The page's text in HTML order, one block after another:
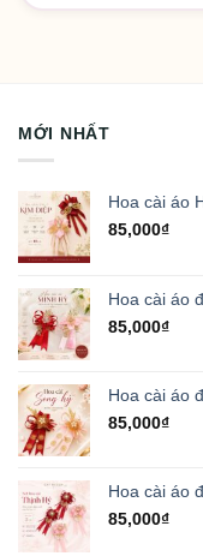
MỚI NHẤT
Hoa cài áo
85,000₫
Hoa cài áo
85,000₫
Hoa cài áo
85,000₫
Hoa cài áo
85,000₫